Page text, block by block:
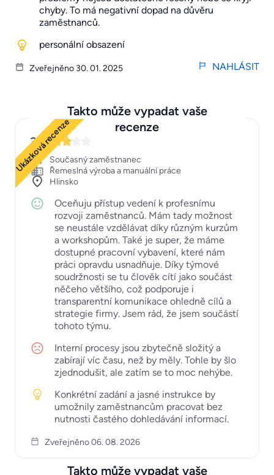
chyby. To má negativní dopad na důvěru
zaměstnanců.
personální obsazení
Zveřejněno 30. 01. 2025 NAHLÁSIT
Takto může vypadat vaše
recenze
Ukázková recenze
3
Současný zaměstnanec
Řemeslná výroba a manuální práce
Hlinsko
Oceňuju přístup vedení k profesnímu
rozvoji zaměstnanců. Mám tady možnost
se neustále vzdělávat díky různým kurzům
a workshopům. Také je super, že máme
dostupné pracovní vybavení, které nám
práci opravdu usnadňuje. Díky týmové
soudržnosti se tu člověk cítí jako součást
něčeho většího, což podporuje i
transparentní komunikace ohledně cílů a
strategie firmy. Jsem rád, že jsem součástí
tohoto týmu.
Interní procesy jsou zbytečně složitý a
zabírají víc času, než by měly. Tohle by šlo
zjednodušit, ale zatím se to moc nehýbe.
Konkrétní zadání a jasné instrukce by
umožnily zaměstnancům pracovat bez
nutnosti častého dohledávání informací.
Zveřejněno 06. 08. 2026
Takto může vypadat vaše